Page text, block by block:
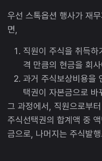
우선 스톡옵션 행사가 재
면,
직원이 주식을 취득
격 만큼의 현금을 회
과거 주식보상비용을
택권이 자본금으로 바
그 과정에서, 직원으로부
주식선택권의 합계액 중
금으로, 나머지는 주식발